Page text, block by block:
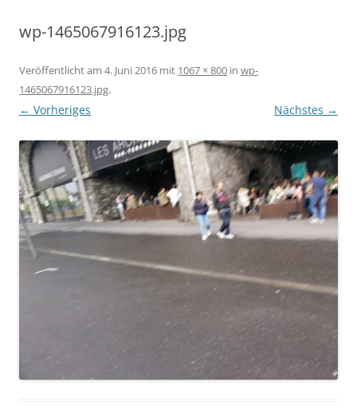
wp-1465067916123.jpg
Veröffentlicht am 4. Juni 2016 mit 1067 × 800 in wp-
1465067916123.jpg.
← Vorheriges Nächstes →